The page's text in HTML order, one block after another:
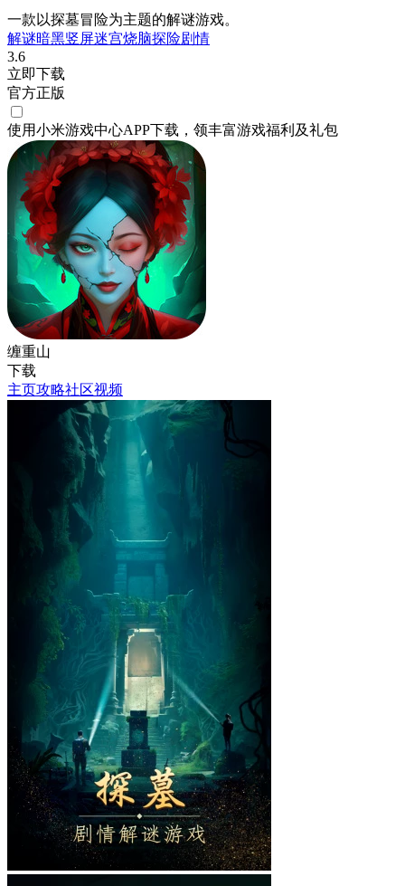
一款以探墓冒险为主题的解谜游戏。
解谜暗黑竖屏迷宫烧脑探险剧情
3.6
立即下载
官方正版
使用小米游戏中心APP下载 ，领丰富游戏福利 及礼包
缠重山
下载
主页攻略社区视频